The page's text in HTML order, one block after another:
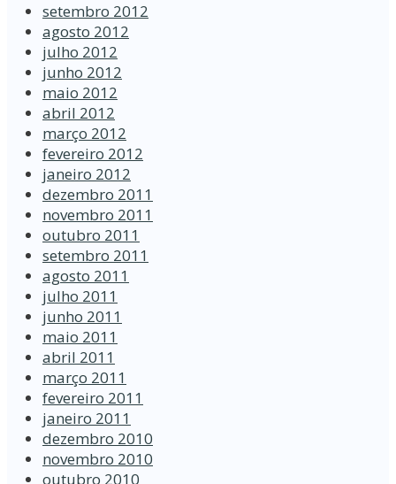
setembro 2012
agosto 2012
julho 2012
junho 2012
maio 2012
abril 2012
março 2012
fevereiro 2012
janeiro 2012
dezembro 2011
novembro 2011
outubro 2011
setembro 2011
agosto 2011
julho 2011
junho 2011
maio 2011
abril 2011
março 2011
fevereiro 2011
janeiro 2011
dezembro 2010
novembro 2010
outubro 2010